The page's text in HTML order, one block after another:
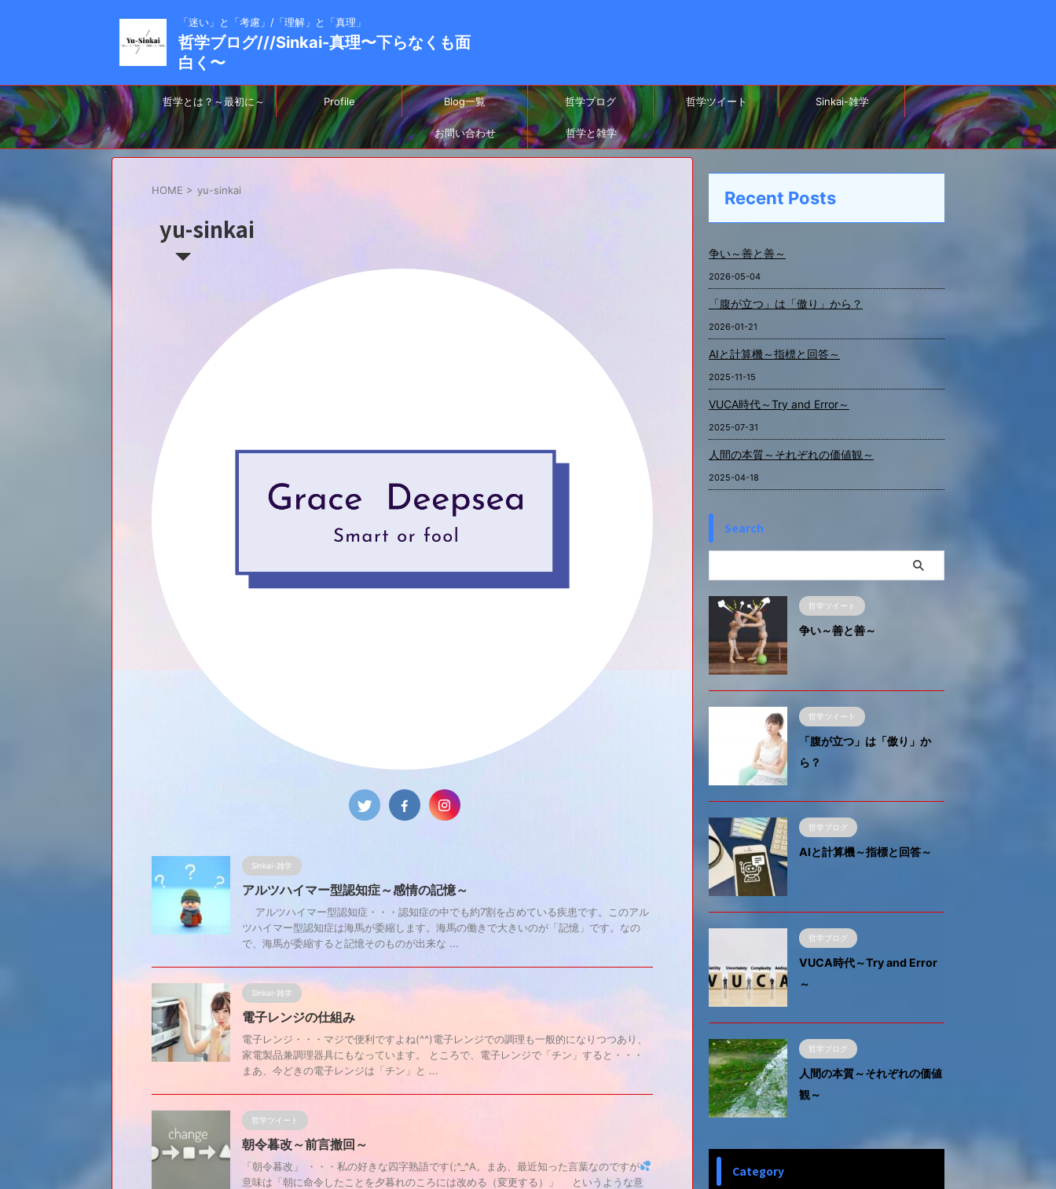
「迷い」と「考慮」/「理解」と「真理」
哲学ブログ///Sinkai-真理〜下らなくも面
白く〜
哲学とは？～最初に～ Profile Blog一覧 哲学ブログ 哲学ツイート Sinkai-雑学
お問い合わせ 哲学と雑学
HOME > yu-sinkai
yu-sinkai
Sinkai-雑学
アルツハイマー型認知症～感情の記憶～
アルツハイマー型認知症・・・認知症の中でも約7割を占めている疾患です。このアル
ツハイマー型認知症は海馬が委縮します。海馬の働きで大きいのが「記憶」です。なの
で、海馬が委縮すると記憶そのものが出来な ...
Sinkai-雑学
電子レンジの仕組み
電子レンジ・・・マジで便利ですよね(^^)電子レンジでの調理も一般的になりつつあり、
家電製品兼調理器具にもなっています。 ところで、電子レンジで「チン」すると・・・
まあ、今どきの電子レンジは「チン」と ...
哲学ツイート
朝令暮改～前言撤回～
「朝令暮改」 ・・・私の好きな四字熟語です(;^_^A。まあ、最近知った言葉なのですが
意味は「朝に命令したことを夕暮れのころには改める（変更する）」 というような意
Recent Posts
争い～善と善～
2026-05-04
「腹が立つ」は「傲り」から？
2026-01-21
AIと計算機～指標と回答～
2025-11-15
VUCA時代～Try and Error～
2025-07-31
人間の本質～それぞれの価値観～
2025-04-18
Search
哲学ツイート
争い～善と善～
哲学ツイート
「腹が立つ」は「傲り」か
ら？
哲学ブログ
AIと計算機～指標と回答～
哲学ブログ
VUCA時代～Try and Error
～
哲学ブログ
人間の本質～それぞれの価値
観～
Category